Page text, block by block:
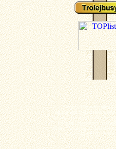
Plzeňské tramvaje -
zajímavosti z plzeňského
popisy typů vozů a zejména
fotografií plzeňských
výluky, vykolejení či povodně a
z plzeňské MHD).